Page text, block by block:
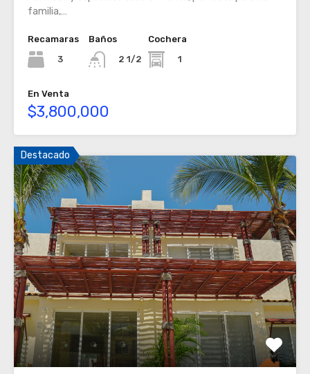
familia,…
Recamaras
3
Baños
2 1/2
Cochera
1
En Venta
$3,800,000
Destacado